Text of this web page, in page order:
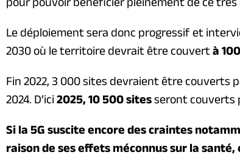
Le déploiement sera donc progressif et
2030 où le territoire devrait être couvertà
Fin 2022, 3 000 sites devraient être couverts
2024. D’ici 2025, 10 500 sitesseront couverts
Si la 5G suscite encore des craintes
raison de ses effets méconnus sur la